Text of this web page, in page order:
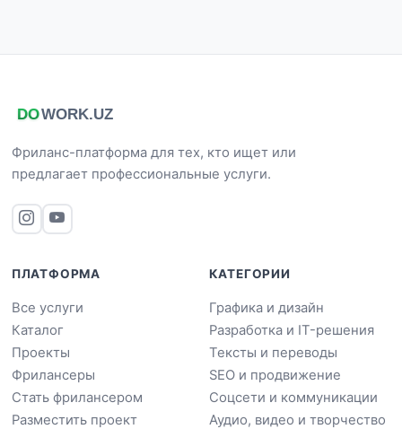
Фриланс-платформа для тех, кто ищет или
предлагает профессиональные услуги.
ПЛАТФОРМА
Все услуги
Каталог
Проекты
Фрилансеры
Стать фрилансером
Разместить проект
КАТЕГОРИИ
Графика и дизайн
Разработка и IT-решения
Тексты и переводы
SEO и продвижение
Соцсети и коммуникации
Аудио, видео и творчество